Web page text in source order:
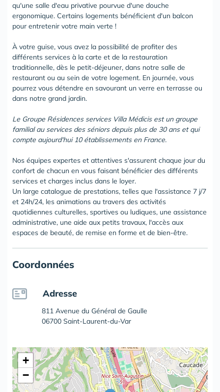
qu'une salle d'eau privative pourvue d'une douche
ergonomique. Certains logements bénéficient d'un balcon
pour entretenir votre main verte !
À votre guise, vous avez la possibilité de profiter des
différents services à la carte et de la restauration
traditionnelle, dès le petit-déjeuner, dans notre salle de
restaurant ou au sein de votre logement. En journée, vous
pourrez vous détendre en savourant un verre en terrasse ou
dans notre grand jardin.
Le Groupe Résidences services Villa Médicis est un groupe
familial au services des séniors depuis plus de 30 ans et qui
compte aujourd'hui 10 établissements en France.
Nos équipes expertes et attentives s'assurent chaque jour du
confort de chacun en vous faisant bénéficier des différents
services et charges inclus dans le loyer.
Un large catalogue de prestations, telles que l'assistance 7 j/7
et 24h/24, les animations au travers des activités
quotidiennes culturelles, sportives ou ludiques, une assistance
administrative, une aide aux petits travaux, l'accès aux
espaces de beauté, de remise en forme et de bien-être.
Coordonnées
Adresse
811 Avenue du Général de Gaulle
06700 Saint-Laurent-du-Var
+
−